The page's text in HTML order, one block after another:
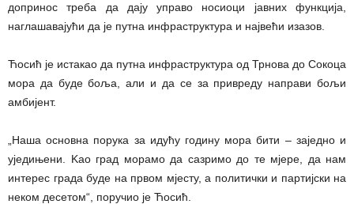
допринос треба да дају управо носиоци јавних функција,
наглашавајући да је путна инфраструктура и највећи изазов.
Ћосић је истакао да путна инфраструктура од Трнова до Сокоца
мора да буде боља, али и да се за привреду направи бољи
амбијент.
„Наша основна порука за идућу годину мора бити – заједно и
уједињени. Kао град морамо да сазримо до те мјере, да нам
интерес града буде на првом мјесту, а политички и партијски на
неком десетом“, поручио је Ћосић.